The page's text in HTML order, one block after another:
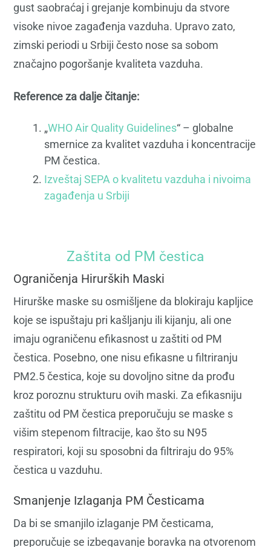
gust saobraćaj i grejanje kombinuju da stvore
visoke nivoe zagađenja vazduha. Upravo zato,
zimski periodi u Srbiji često nose sa sobom
značajno pogoršanje kvaliteta vazduha.
Reference za dalje čitanje:
„WHO Air Quality Guidelines“ – globalne
smernice za kvalitet vazduha i koncentracije
PM čestica.
Izveštaj SEPA o kvalitetu vazduha i nivoima
zagađenja u Srbiji
Zaštita od PM čestica
Ograničenja Hirurških Maski
Hirurške maske su osmišljene da blokiraju kapljice
koje se ispuštaju pri kašljanju ili kijanju, ali one
imaju ograničenu efikasnost u zaštiti od PM
čestica. Posebno, one nisu efikasne u filtriranju
PM2.5 čestica, koje su dovoljno sitne da prođu
kroz poroznu strukturu ovih maski. Za efikasniju
zaštitu od PM čestica preporučuju se maske s
višim stepenom filtracije, kao što su N95
respiratori, koji su sposobni da filtriraju do 95%
čestica u vazduhu.
Smanjenje Izlaganja PM Česticama
Da bi se smanjilo izlaganje PM česticama,
preporučuje se izbegavanje boravka na otvorenom